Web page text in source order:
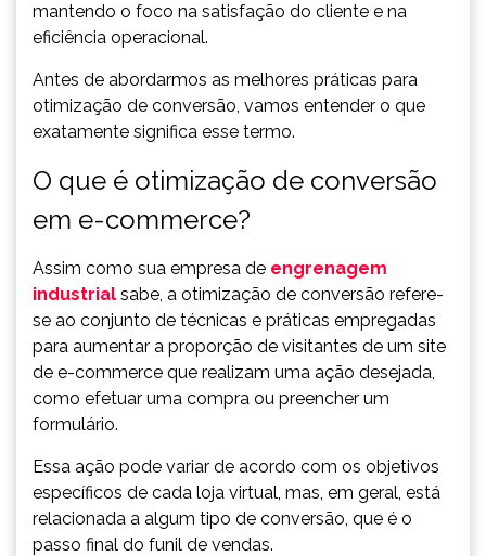
mantendo o foco na satisfação do cliente e na
eficiência operacional.
Antes de abordarmos as melhores práticas para
otimização de conversão, vamos entender o que
exatamente significa esse termo.
O que é otimização de conversão
em e-commerce?
Assim como sua empresa de engrenagem
industrial sabe, a otimização de conversão refere-
se ao conjunto de técnicas e práticas empregadas
para aumentar a proporção de visitantes de um site
de e-commerce que realizam uma ação desejada,
como efetuar uma compra ou preencher um
formulário.
Essa ação pode variar de acordo com os objetivos
específicos de cada loja virtual, mas, em geral, está
relacionada a algum tipo de conversão, que é o
passo final do funil de vendas.